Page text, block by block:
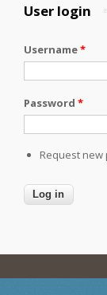
User login
Username*
Password *
Request new